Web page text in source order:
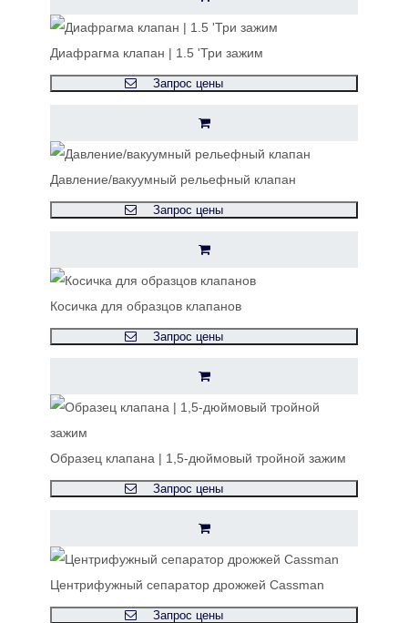
Диафрагма клапан | 1.5 'Три зажим
Запрос цены
Давление/вакуумный рельефный клапан
Запрос цены
Косичка для образцов клапанов
Запрос цены
Образец клапана | 1,5-дюймовый тройной зажим
Запрос цены
Центрифужный сепаратор дрожжей Cassman
Запрос цены